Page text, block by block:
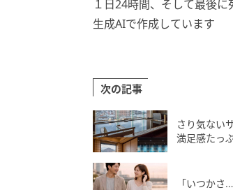
１日24時間、そして最後
生成AIで作成しています
次の記事
さり気ない
満足感たっ
「いつか